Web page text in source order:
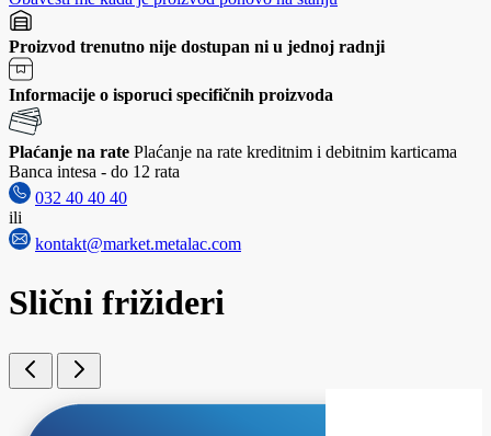
Proizvod trenutno nije dostupan ni u jednoj radnji
Informacije o isporuci specifičnih proizvoda
Plaćanje na rate Plaćanje na rate kreditnim i debitnim karticama
Banca intesa - do 12 rata
032 40 40 40
ili
kontakt@market.metalac.com
Slični frižideri